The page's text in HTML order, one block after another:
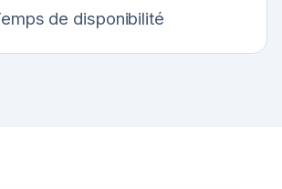
de disponibilité